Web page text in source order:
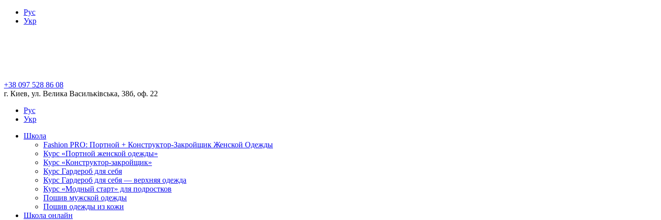
Рус
Укр
+38 097 528 86 08
г. Киев, ул. Велика Васильківська, 38б, оф. 22
Рус
Укр
Школа
Fashion PRO: Портной + Конструктор-Закройщик Женской Одежды
Курс «Портной женской одежды»
Курс «Конструктор-закройщик»
Курс Гардероб для себя
Курс Гардероб для себя — верхняя одежда
Курс «Модный старт» для подростков
Пошив мужской одежды
Пошив одежды из кожи
Школа онлайн